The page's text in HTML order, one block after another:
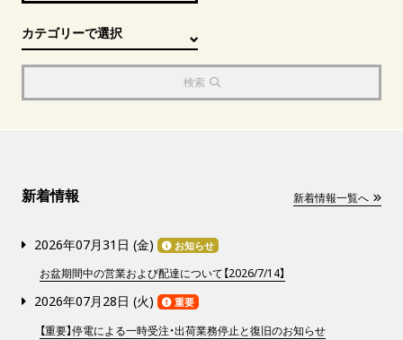
検索
新着情報 新着情報一覧へ
2026年07月31日 (金) お知らせ
お盆期間中の営業および配達について【2026/7/14】
2026年07月28日 (火) 重要
【重要】停電による一時受注・出荷業務停止と復旧のお知らせ